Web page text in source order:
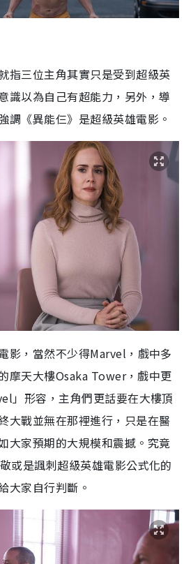
指三位主角其實只是受到超級英
識以為自己有超能力，另外，導
調《異能仨》是超級英雄電影。
影，當然不少得Marvel，戲中多
摩天大樓Osaka Tower，戲中更
」形容，主角們更話要在大樓頂
大戰並無在那裡進行，只是在醫
大家預期的大規模和震撼。究竟
或是諷刺超級英雄電影公式化的
大家自行判斷。